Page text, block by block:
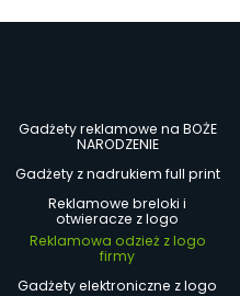
Gadżety reklamowe na BOŻE
NARODZENIE
Gadżety z nadrukiem full print
Reklamowe breloki i
otwieracze z logo
Reklamowa odzież z logo
firmy
Gadżety elektroniczne z logo